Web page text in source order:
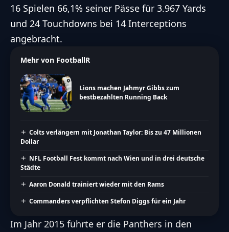
16 Spielen 66,1% seiner Pässe für 3.967 Yards
und 24 Touchdowns bei 14 Interceptions
angebracht.
Mehr von FootballR
Lions machen Jahmyr Gibbs zum
bestbezahlten Running Back
Colts verlängern mit Jonathan Taylor: Bis zu 47 Millionen
Dollar
NFL Football Fest kommt nach Wien und in drei deutsche
Städte
Aaron Donald trainiert wieder mit den Rams
Commanders verpflichten Stefon Diggs für ein Jahr
Im Jahr 2015 führte er die Panthers in den